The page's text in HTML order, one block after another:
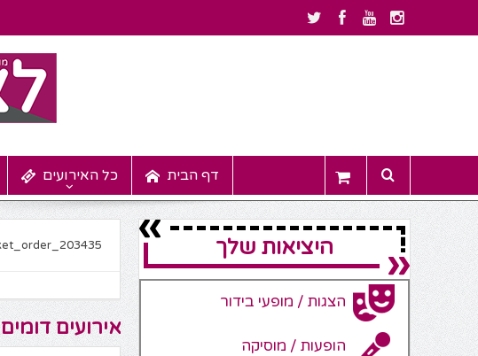
כל האירועים דף הבית
אירועים דומים
היציאות שלך
הצגות / מופעי בידור
הופעות / מוסיקה